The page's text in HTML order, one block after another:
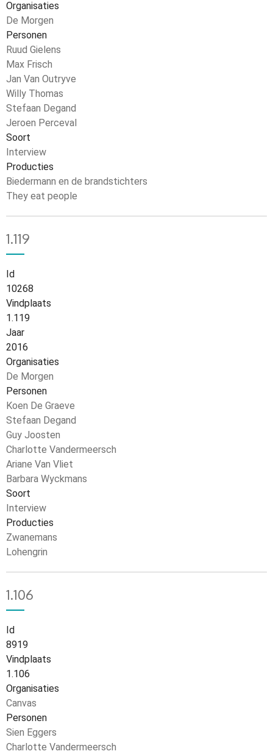
Organisaties
De Morgen
Personen
Ruud Gielens
Max Frisch
Jan Van Outryve
Willy Thomas
Stefaan Degand
Jeroen Perceval
Soort
Interview
Producties
Biedermann en de brandstichters
They eat people
1.119
Id
10268
Vindplaats
1.119
Jaar
2016
Organisaties
De Morgen
Personen
Koen De Graeve
Stefaan Degand
Guy Joosten
Charlotte Vandermeersch
Ariane Van Vliet
Barbara Wyckmans
Soort
Interview
Producties
Zwanemans
Lohengrin
1.106
Id
8919
Vindplaats
1.106
Organisaties
Canvas
Personen
Sien Eggers
Charlotte Vandermeersch